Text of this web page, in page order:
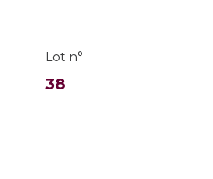
Lot n°
38